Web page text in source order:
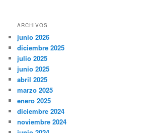
ARCHIVOS
junio 2026
diciembre 2025
julio 2025
junio 2025
abril 2025
marzo 2025
enero 2025
diciembre 2024
noviembre 2024